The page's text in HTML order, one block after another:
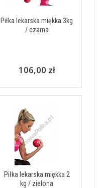
Piłka lekarska miękka 3kg
/ czarna
106,00 zł
Piłka lekarska miękka 2
kg / zielona